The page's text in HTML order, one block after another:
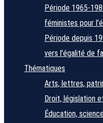
Période 1965-
féministes pour
Période depuis
vers l’égalité de
Thématiques
Arts, lettres,
Droit, législation
Éducation,